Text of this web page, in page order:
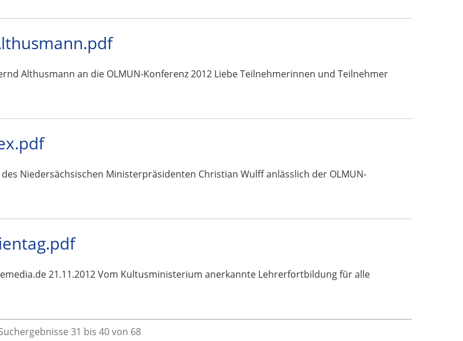
Althusmann an die OLMUN-Konferenz 2012 Liebe Teilnehmerinnen und Teilnehmer
Niedersächsischen Ministerpräsidenten Christian Wulff anlässlich der OLMUN-
21.11.2012 Vom Kultusministerium anerkannte Lehrerfortbildung für alle
31 bis 40 von 68